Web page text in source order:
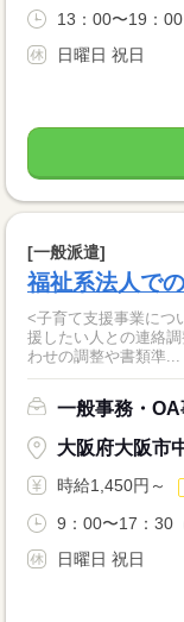
13：00〜19：
日曜日 祝日
[一般派遣]
福祉系法人で
<子育て支援事業につ
援したい人との連絡
わせの調整や書類準...
一般事務・OA
大阪府大阪市
時給1,450円～
9：00〜17：30
日曜日 祝日